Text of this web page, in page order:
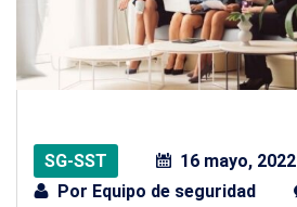
SG-SST
16 mayo, 2022
Por Equipo de seguridad